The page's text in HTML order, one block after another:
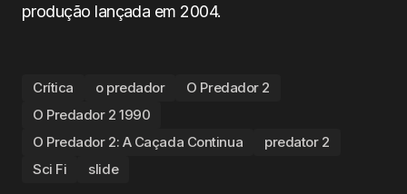
produção lançada em 2004.
Crítica o predador
O Predador 2
O Predador 2 1990
O Predador 2: A Caçada Continua
predator 2
Sci Fi
slide